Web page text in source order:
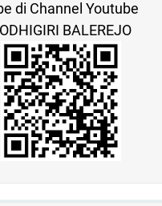
di Channel Youtube
BALEREJO